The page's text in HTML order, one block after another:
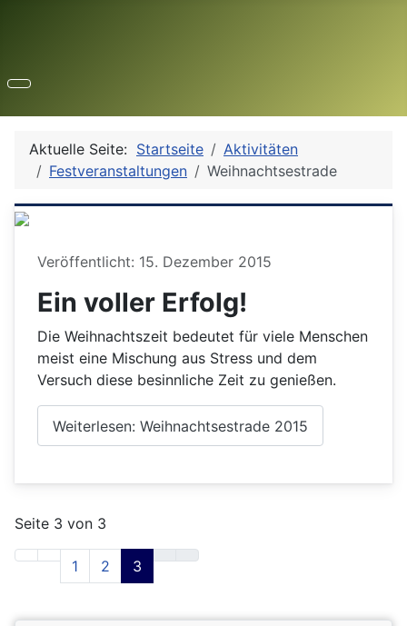
Aktuelle Seite: Startseite
Aktivitäten
Festveranstaltungen
Weihnachtsestrade
Details
Veröffentlicht: 15. Dezember 2015
Ein voller Erfolg!
Die Weihnachtszeit bedeutet für viele Menschen
meist eine Mischung aus Stress und dem
Versuch diese besinnliche Zeit zu genießen.
Weiterlesen: Weihnachtsestrade 2015
Seite 3 von 3
1 2 3